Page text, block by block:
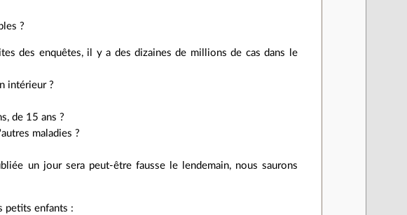
?
des enquêtes, il y a des dizaines de millions de cas dans le
intérieur ?
de 15 ans ?
maladies ?
un jour sera peut-être fausse le lendemain, nous saurons
petits enfants :